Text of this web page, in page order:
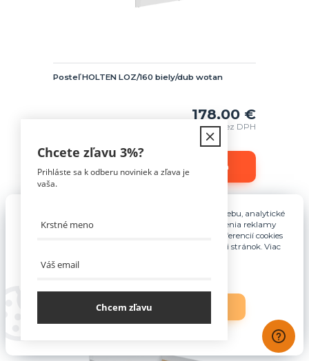
Posteľ HOLTEN LOZ/160 biely/dub wotan
178,00 €
144,72 € bez DPH
Pridať do košíka
Pre základnú funkčnosť, spríjemnenie používania webu, analytické
účely a v prípade udelenia súhlasu aj na účely cielenia reklamy
využívame súbory cookies. Nastavenie vlastných preferencií cookies
môžete kedykoľvek upraviť odkazom v spodnej časti stránok. Viac
Nastavenia
Chcete zľavu 3%?
Prihláste sa k odberu noviniek a zľava je
vaša.
Chcem zľavu